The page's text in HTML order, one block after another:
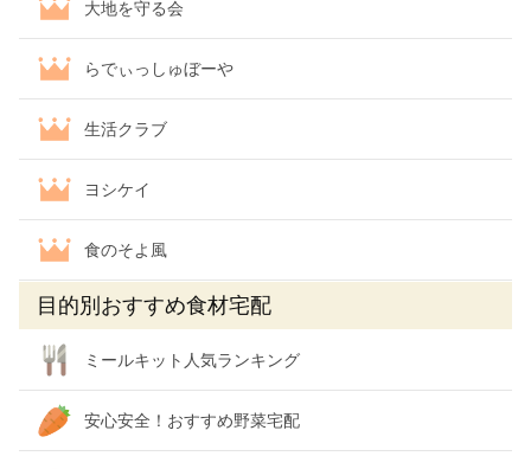
大地を守る会
らでぃっしゅぼーや
生活クラブ
ヨシケイ
食のそよ風
目的別おすすめ食材宅配
ミールキット人気ランキング
安心安全！おすすめ野菜宅配